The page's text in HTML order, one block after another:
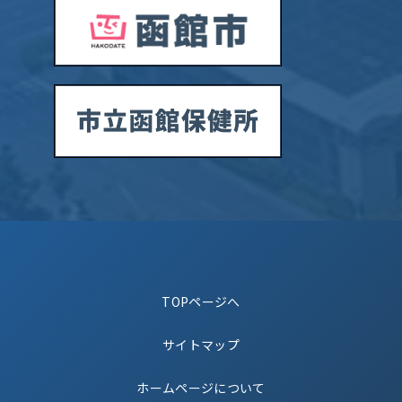
TOPページへ
サイトマップ
ホームページについて